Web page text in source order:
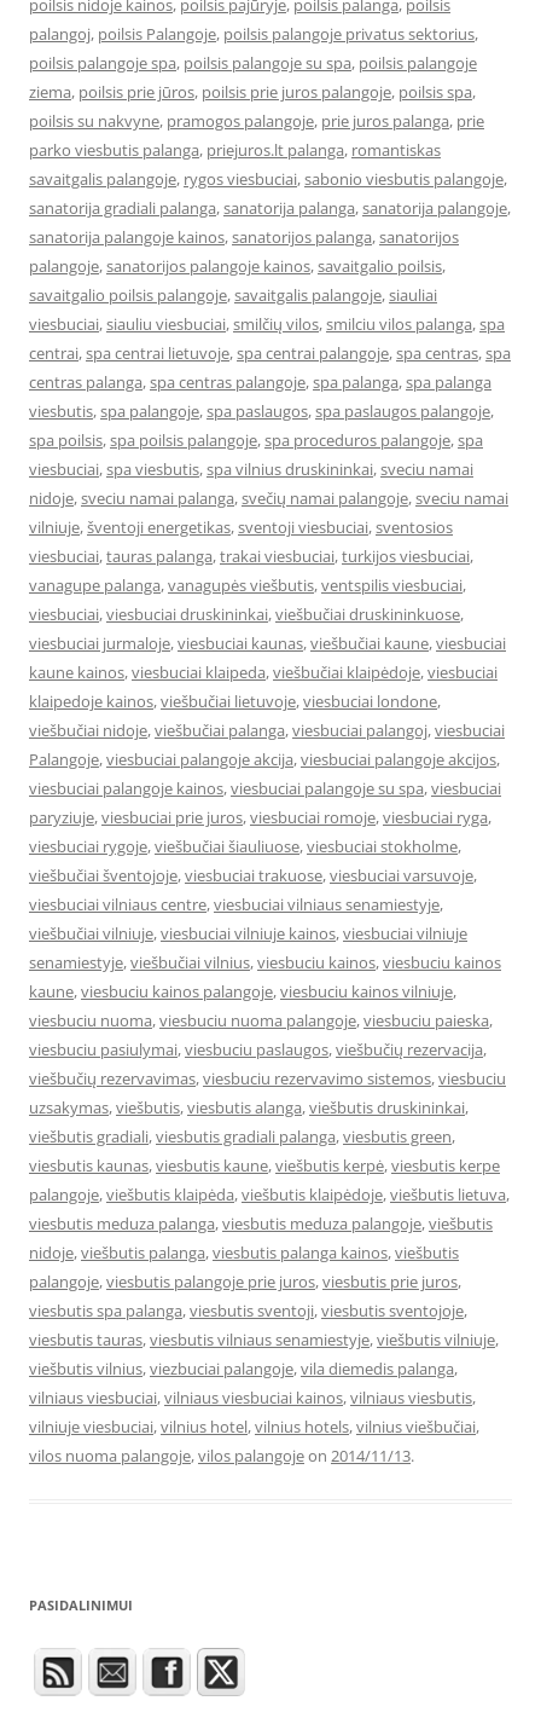
poilsis nidoje kainos, poilsis pajūryje, poilsis palanga, poilsis
palangoj, poilsis Palangoje, poilsis palangoje privatus sektorius,
poilsis palangoje spa, poilsis palangoje su spa, poilsis palangoje
ziema, poilsis prie jūros, poilsis prie juros palangoje, poilsis spa,
poilsis su nakvyne, pramogos palangoje, prie juros palanga, prie
parko viesbutis palanga, priejuros.lt palanga, romantiskas
savaitgalis palangoje, rygos viesbuciai,sabonio viesbutis palangoje,
sanatorija gradiali palanga,sanatorija palanga,sanatorija palangoje,
sanatorija palangoje kainos,sanatorijos palanga,sanatorijos
palangoje,sanatorijos palangoje kainos,savaitgalio poilsis,
savaitgalio poilsis palangoje,savaitgalis palangoje,siauliai
viesbuciai,siauliu viesbuciai,smilčių vilos,smilciu vilos palanga,spa
centrai,spa centrai lietuvoje,spa centrai palangoje,spa centras,spa
centras palanga,spa centras palangoje,spa palanga,spa palanga
viesbutis,spa palangoje,spa paslaugos,spa paslaugos palangoje,
spa poilsis,spa poilsis palangoje,spa proceduros palangoje,spa
viesbuciai,spa viesbutis,spa vilnius druskininkai,sveciu namai
nidoje,sveciu namai palanga,svečių namai palangoje,sveciu namai
vilniuje,šventoji energetikas,sventoji viesbuciai,sventosios
viesbuciai,tauras palanga,trakai viesbuciai,turkijos viesbuciai,
vanagupe palanga,vanagupės viešbutis,ventspilis viesbuciai,
viesbuciai,viesbuciai druskininkai,viešbučiai druskininkuose,
viesbuciai jurmaloje,viesbuciai kaunas,viešbučiai kaune,viesbuciai
kaune kainos,viesbuciai klaipeda,viešbučiai klaipėdoje,viesbuciai
klaipedoje kainos,viešbučiai lietuvoje,viesbuciai londone,
viešbučiai nidoje,viešbučiai palanga,viesbuciai palangoj,viesbuciai
Palangoje,viesbuciai palangoje akcija,viesbuciai palangoje akcijos,
viesbuciai palangoje kainos,viesbuciai palangoje su spa,viesbuciai
paryziuje,viesbuciai prie juros,viesbuciai romoje,viesbuciai ryga,
viesbuciai rygoje,viešbučiai šiauliuose,viesbuciai stokholme,
viešbučiai šventojoje,viesbuciai trakuose,viesbuciai varsuvoje,
viesbuciai vilniaus centre,viesbuciai vilniaus senamiestyje,
viešbučiai vilniuje,viesbuciai vilniuje kainos,viesbuciai vilniuje
senamiestyje,viešbučiai vilnius,viesbuciu kainos,viesbuciu kainos
kaune,viesbuciu kainos palangoje,viesbuciu kainos vilniuje,
viesbuciu nuoma,viesbuciu nuoma palangoje,viesbuciu paieska,
viesbuciu pasiulymai,viesbuciu paslaugos,viešbučių rezervacija,
viešbučių rezervavimas,viesbuciu rezervavimo sistemos,viesbuciu
uzsakymas,viešbutis,viesbutis alanga,viešbutis druskininkai,
viešbutis gradiali,viesbutis gradiali palanga,viesbutis green,
viesbutis kaunas,viesbutis kaune,viešbutis kerpė,viesbutis kerpe
palangoje,viešbutis klaipėda,viešbutis klaipėdoje,viešbutis lietuva,
viesbutis meduza palanga,viesbutis meduza palangoje,viešbutis
nidoje,viešbutis palanga,viesbutis palanga kainos,viešbutis
palangoje,viesbutis palangoje prie juros,viesbutis prie juros,
viesbutis spa palanga,viesbutis sventoji,viesbutis sventojoje,
viesbutis tauras,viesbutis vilniaus senamiestyje,viešbutis vilniuje,
viešbutis vilnius,viezbuciai palangoje,vila diemedis palanga,
vilniaus viesbuciai,vilniaus viesbuciai kainos,vilniaus viesbutis,
vilniuje viesbuciai,vilnius hotel,vilnius hotels,vilnius viešbučiai,
vilos nuoma palangoje,vilos palangojeon 2014/11/13.
PASIDALINIMUI